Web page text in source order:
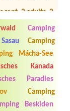
| Autokemp
|
Kemp pod
|Šiška Kemp
|
Autokemp
Camping
Camping
Mácha-See
Kanada
Paradies
Camping
Beskiden